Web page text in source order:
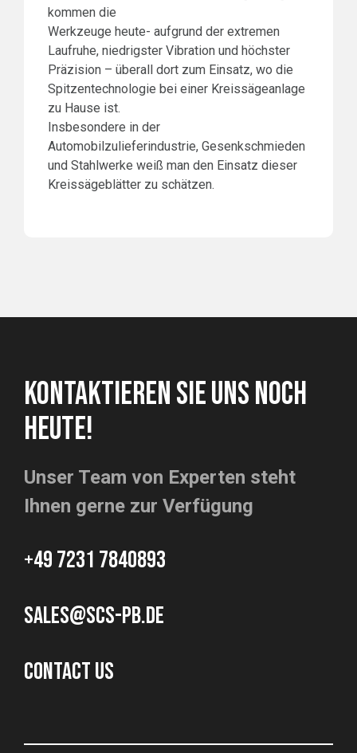
kommen die
Werkzeuge heute- aufgrund der extremen
Laufruhe, niedrigster Vibration und höchster
Präzision – überall dort zum Einsatz, wo die
Spitzentechnologie bei einer Kreissägeanlage
zu Hause ist.
Insbesondere in der
Automobilzulieferindustrie, Gesenkschmieden
und Stahlwerke weiß man den Einsatz dieser
Kreissägeblätter zu schätzen.
KONTAKTIEREN SIE UNS NOCH
HEUTE!
Unser Team von Experten steht
Ihnen gerne zur Verfügung
+49 7231 7840893
sales@scs-pb.de
CONTACT US